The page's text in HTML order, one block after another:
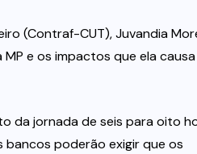
(Contraf-CUT), Juvandia
e os impactos que ela
da jornada de seis para oito
bancos poderão exigir que os